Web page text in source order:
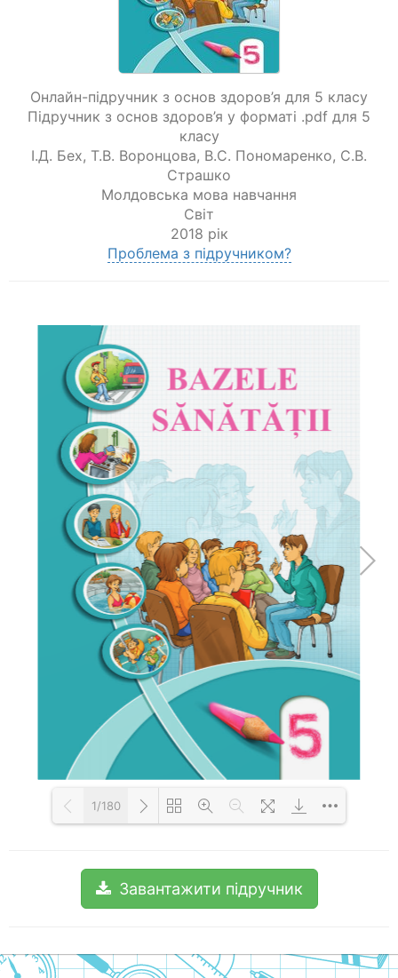
Онлайн-підручник з основ здоров’я для 5 класу
Підручник з основ здоров’я у форматі .pdf для 5
класу
І.Д. Бех, Т.В. Воронцова, В.С. Пономаренко, С.В.
Страшко
Молдовська мова навчання
Світ
2018 рік
Проблема з підручником?
1/180
Завантажити підручник